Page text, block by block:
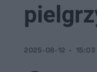
2025-08-12 15:03